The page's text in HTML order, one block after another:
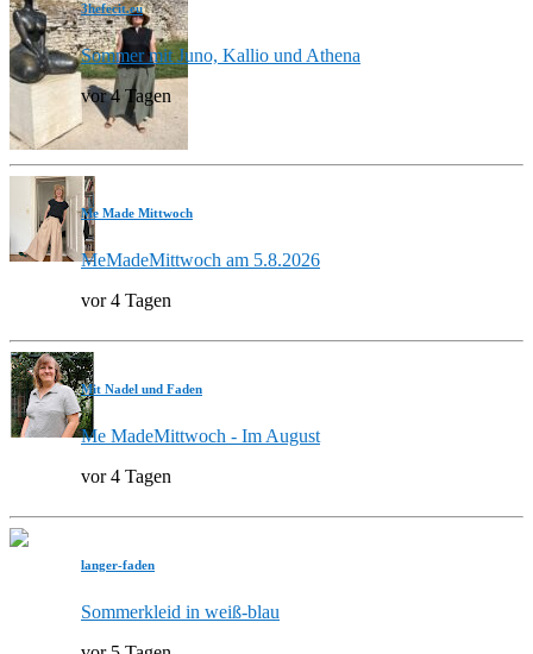
3hefecit.eu
Sommer mit Juno, Kallio und Athena
vor 4 Tagen
Me Made Mittwoch
MeMadeMittwoch am 5.8.2026
vor 4 Tagen
Mit Nadel und Faden
Me MadeMittwoch - Im August
vor 4 Tagen
langer-faden
Sommerkleid in weiß-blau